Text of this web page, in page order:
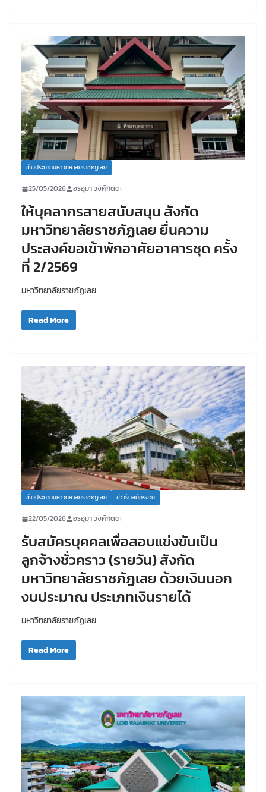
ข่าวประกาศมหาวิทยาลัยราชภัฏเลย
25/05/2026 อรอุมา วงศ์กิตตะ
ให้บุคลากรสายสนับสนุน สังกัด
มหาวิทยาลัยราชภัฏเลย ยื่นความ
ประสงค์ขอเข้าพักอาศัยอาคารชุด ครั้ง
ที่ 2/2569
มหาวิทยาลัยราชภัฏเลย
Read More
ข่าวประกาศมหาวิทยาลัยราชภัฏเลย ข่าวรับสมัครงาน
22/05/2026 อรอุมา วงศ์กิตตะ
รับสมัครบุคคลเพื่อสอบแข่งขันเป็น
ลูกจ้างชั่วคราว (รายวัน) สังกัด
มหาวิทยาลัยราชภัฏเลย ด้วยเงินนอก
งบประมาณ ประเภทเงินรายได้
มหาวิทยาลัยราชภัฏเลย
Read More